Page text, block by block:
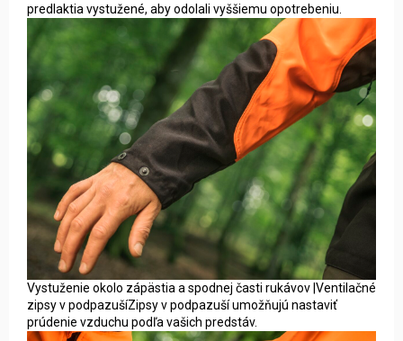
predlaktia vystužené, aby odolali vyššiemu opotrebeniu.
Vystuženie okolo zápästia a spodnej časti rukávov |Ventilačné
zipsy v podpazušíZipsy v podpazuší umožňujú nastaviť
prúdenie vzduchu podľa vašich predstáv.